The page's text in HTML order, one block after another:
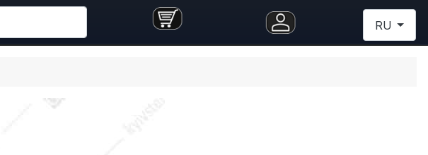
Выберите
RU